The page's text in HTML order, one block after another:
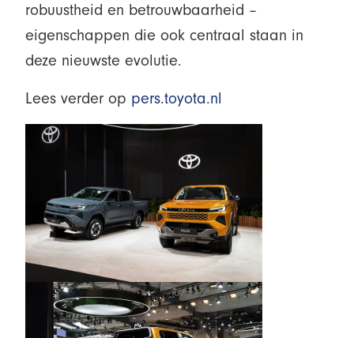
robuustheid en betrouwbaarheid –
eigenschappen die ook centraal staan in
deze nieuwste evolutie.
Lees verder op pers.toyota.nl